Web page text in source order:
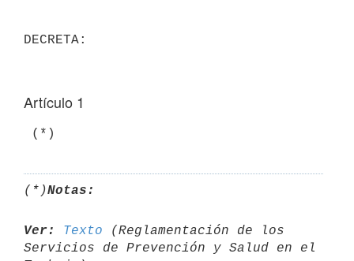
DECRETA:
Artículo 1
(*)
(*)Notas:
Ver: Texto (Reglamentación de los
Servicios de Prevención y Salud en el